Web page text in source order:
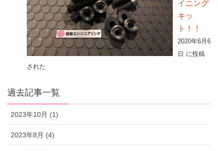
イニング
キッ
ト！！
2020年6月6
日 に投稿
された
過去記事一覧
2023年10月 (1)
2023年8月 (4)